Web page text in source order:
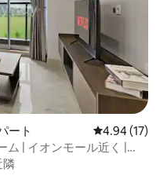
ート レビュー17
4.94 (17)
ム | イオンモール近く |
隣